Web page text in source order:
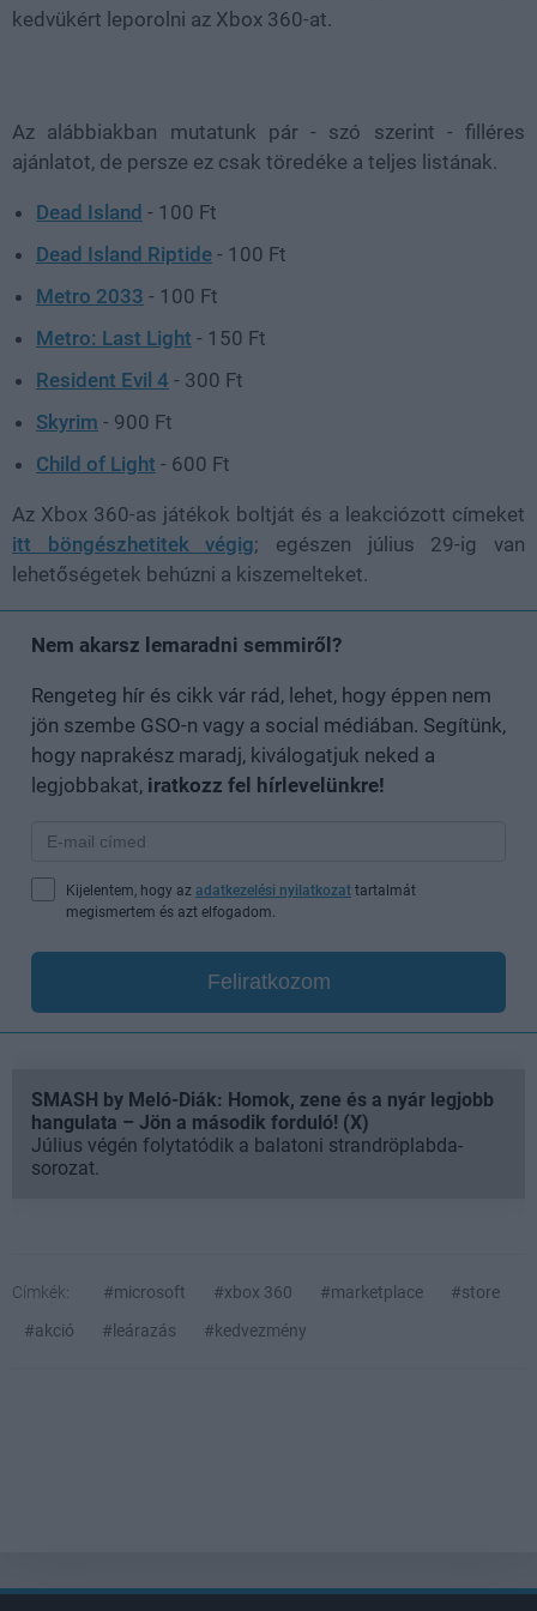
kedvükért leporolni az Xbox 360-at.
Az alábbiakban mutatunk pár - szó szerint - filléres
ajánlatot, de persze ez csak töredéke a teljes listának.
Dead Island - 100 Ft
Dead Island Riptide - 100 Ft
Metro 2033 - 100 Ft
Metro: Last Light - 150 Ft
Resident Evil 4 - 300 Ft
Skyrim - 900 Ft
Child of Light - 600 Ft
Az Xbox 360-as játékok boltját és a leakciózott címeket
itt böngészhetitek végig; egészen július 29-ig van
lehetőségetek behúzni a kiszemelteket.
Nem akarsz lemaradni semmiről?
Rengeteg hír és cikk vár rád, lehet, hogy éppen nem
jön szembe GSO-n vagy a social médiában. Segítünk,
hogy naprakész maradj, kiválogatjuk neked a
legjobbakat, iratkozz fel hírlevelünkre!
Kijelentem, hogy az adatkezelési nyilatkozat tartalmát
megismertem és azt elfogadom.
Feliratkozom
SMASH by Meló-Diák: Homok, zene és a nyár legjobb
hangulata – Jön a második forduló! (X)
Július végén folytatódik a balatoni strandröplabda-
sorozat.
Címkék: #microsoft #xbox 360 #marketplace
#store
#akció
#leárazás #kedvezmény